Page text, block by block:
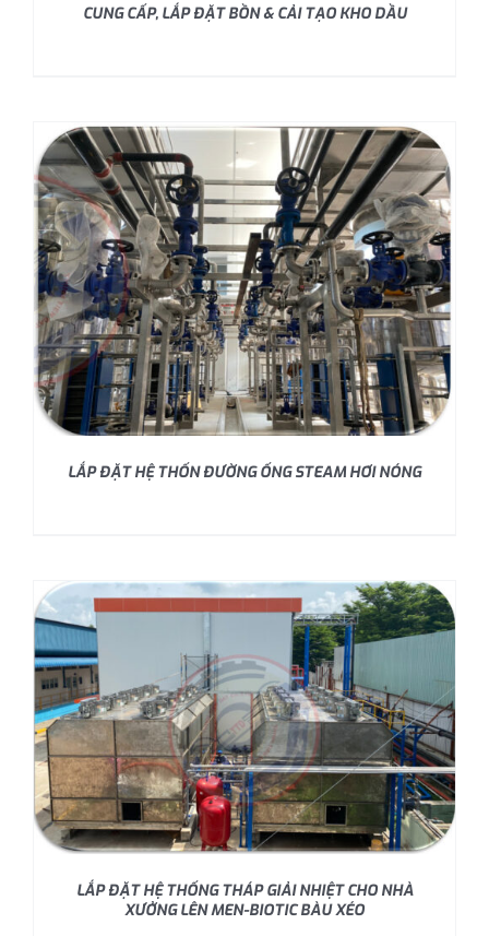
CUNG CẤP, LẮP ĐẶT BỒN & CẢI TẠO KHO DẦU
LẮP ĐẶT HỆ THỐN ĐƯỜNG ỐNG STEAM HƠI NÓNG
LẮP ĐẶT HỆ THỐNG THÁP GIẢI NHIỆT CHO NHÀ
XƯỞNG LÊN MEN-BIOTIC BÀU XÉO